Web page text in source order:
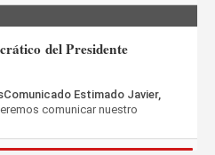
del Presidente
Estimado Javier,
comunicar nuestro